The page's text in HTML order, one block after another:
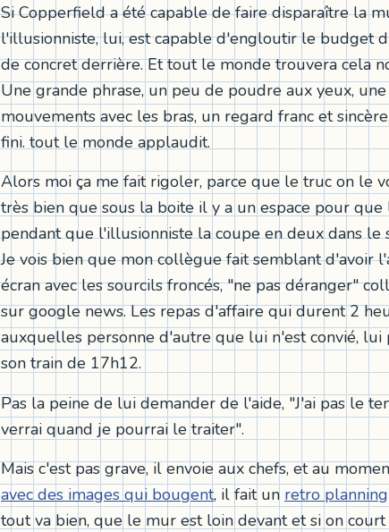
Si Copperfield a été capable de faire disparaître la
l'illusionniste, lui, est capable d'engloutir le budget
de concret derrière. Et tout le monde trouvera cela
Une grande phrase, un peu de poudre aux yeux,
mouvements avec les bras, un regard franc et
fini. tout le monde applaudit.
Alors moi ça me fait rigoler, parce que le truc on le
très bien que sous la boite il y a un espace pour que
pendant que l'illusionniste la coupe en deux dans le
Je vois bien que mon collègue fait semblant d'avoir
écran avec les sourcils froncés, "ne pas déranger"
sur google news. Les repas d'affaire qui durent 2
auxquelles personne d'autre que lui n'est convié,
son train de 17h12.
Pas la peine de lui demander de l'aide, "J'ai pas le
verrai quand je pourrai le traiter".
Mais c'est pas grave, il envoie aux chefs, et au
avec des images qui bougent, il fait un retro planning
tout va bien, que le mur est loin devant et si on court